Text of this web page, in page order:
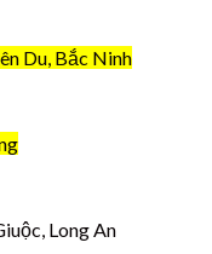
Du, Bắc Ninh
Long An